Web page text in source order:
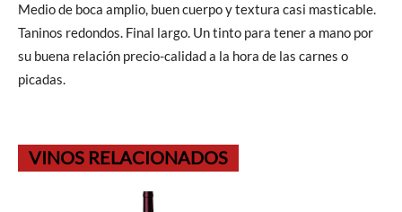
Medio de boca amplio, buen cuerpo y textura casi masticable.
Taninos redondos. Final largo. Un tinto para tener a mano por
su buena relación precio-calidad a la hora de las carnes o
picadas.
VINOS RELACIONADOS